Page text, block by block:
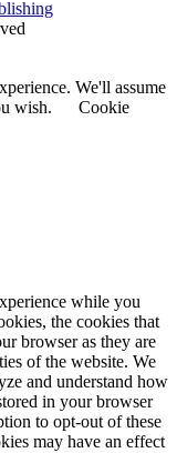
We'll assume
wish.
Cookie
while you
the cookies that
browser as they are
of the website. We
and understand how
in your browser
to opt-out of these
may have an effect